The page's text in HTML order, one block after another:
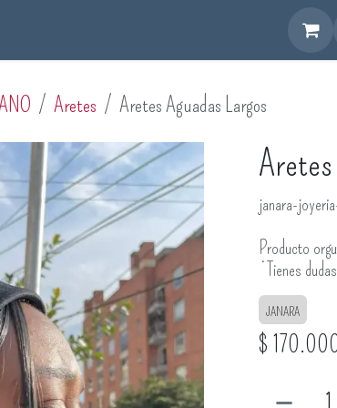
Aretes Aretes Aguadas Largos
janara-
Producto
¿Tienes
JANARA
$